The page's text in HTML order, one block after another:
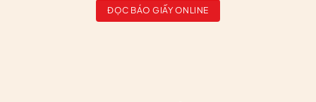
ĐỌC BÁO GIẤY ONLINE